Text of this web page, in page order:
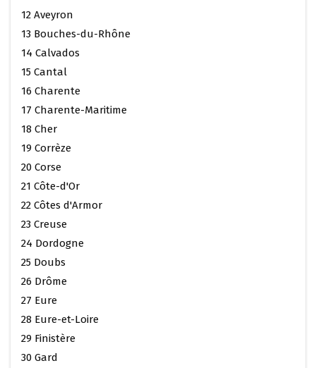
12 Aveyron
13 Bouches-du-Rhône
14 Calvados
15 Cantal
16 Charente
17 Charente-Maritime
18 Cher
19 Corrèze
20 Corse
21 Côte-d'Or
22 Côtes d'Armor
23 Creuse
24 Dordogne
25 Doubs
26 Drôme
27 Eure
28 Eure-et-Loire
29 Finistère
30 Gard